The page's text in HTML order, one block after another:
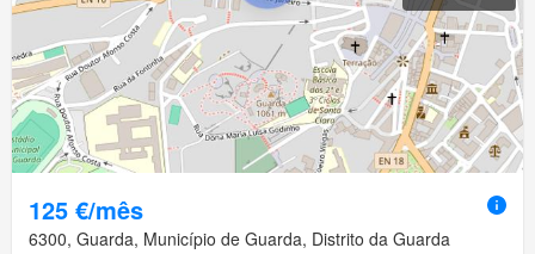
125 €/mês
6300, Guarda, Município de Guarda, Distrito da Guarda